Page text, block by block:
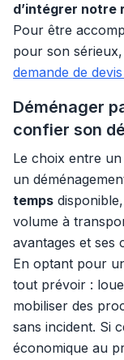
d’intégrer notre
Pour être
pour son
demande de
Déménager
confier son
Le choix entre un
un
temps
volume à
avantages et ses
En optant pour
tout prévoir :
mobiliser des
sans incident. Si
économique au